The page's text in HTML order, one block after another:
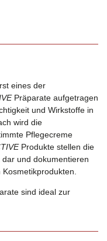
eines der
Präparate aufgetragen
und Wirkstoffe in
wird die
Pflegecreme
Produkte stellen die
und dokumentieren
sind ideal zur